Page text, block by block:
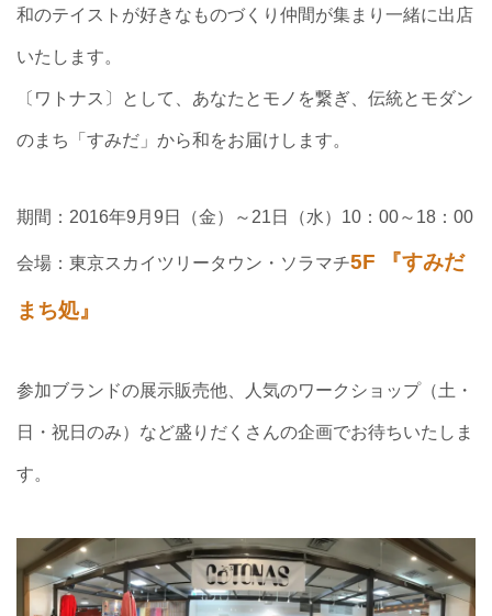
和のテイストが好きなものづくり仲間が集まり一緒に出店
いたします。
〔ワトナス〕として、あなたとモノを繋ぎ、伝統とモダン
のまち「すみだ」から和をお届けします。
期間：2016年9月9日（金）～21日（水）10：00～18：00
会場：東京スカイツリータウン・ソラマチ5F 『すみだ
まち処』
参加ブランドの展示販売他、人気のワークショップ（土・
日・祝日のみ）など盛りだくさんの企画でお待ちいたしま
す。